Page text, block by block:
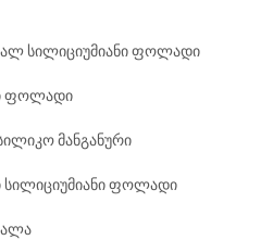
სილიციუმიანი ფოლადი
ფოლადი
მანგანური
ფოლადი